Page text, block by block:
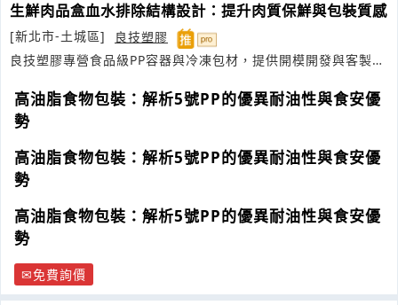
生鮮肉品盒血水排除結構設計：提升肉質保鮮與包裝質感
[新北市-土城區]
良技塑膠
良技塑膠專營食品級PP容器與冷凍包材，提供開模開發與客製化
高油脂食物包裝：解析5號PP的優異耐油性與食安優
勢
高油脂食物包裝：解析5號PP的優異耐油性與食安優
勢
高油脂食物包裝：解析5號PP的優異耐油性與食安優
勢
免費詢價